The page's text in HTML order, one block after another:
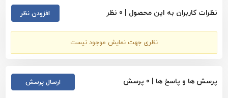
نظرات کاربران به این محصول | 0 نظر افزودن نظر
نظری جهت نمایش موجود نیست
پرسش ها و پاسخ ها | 0 پرسش ارسال پرسش